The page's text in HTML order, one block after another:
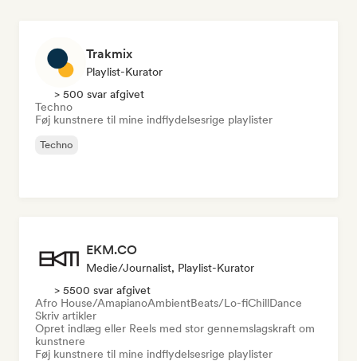
Trakmix
Playlist-Kurator
> 500 svar afgivet
Techno
Føj kunstnere til mine indflydelsesrige playlister
Techno
EKM.CO
Medie/journalist, Playlist-Kurator
> 5500 svar afgivet
Afro House/AmapianoAmbientBeats/Lo-fiChillDance
Skriv artikler
Opret indlæg eller Reels med stor gennemslagskraft om
kunstnere
Føj kunstnere til mine indflydelsesrige playlister